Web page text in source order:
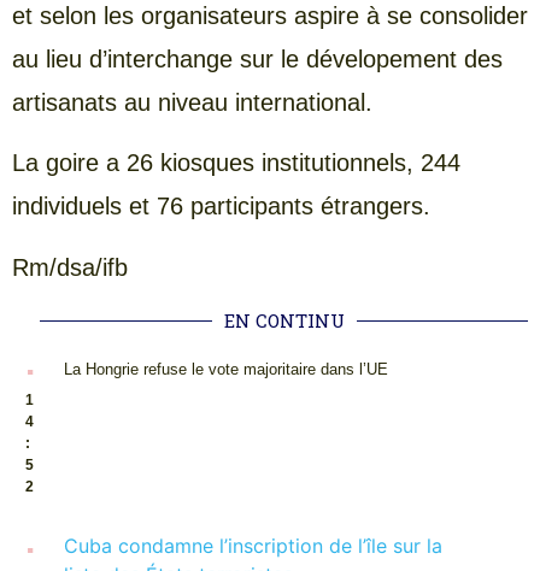
et selon les organisateurs aspire à se consolider
au lieu d’interchange sur le dévelopement des
artisanats au niveau international.
La goire a 26 kiosques institutionnels, 244
individuels et 76 participants étrangers.
Rm/dsa/ifb
EN CONTINU
.
1
4
:
5
2
La Hongrie refuse le vote majoritaire dans l’UE
.
Cuba condamne l’inscription de l’île sur la